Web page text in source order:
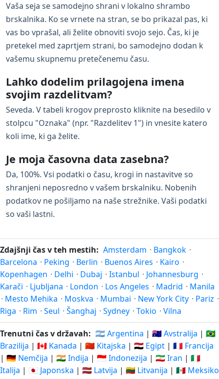
Vaša seja se samodejno shrani v lokalno shrambo
brskalnika. Ko se vrnete na stran, se bo prikazal pas, ki
vas bo vprašal, ali želite obnoviti svojo sejo. Čas, ki je
pretekel med zaprtjem strani, bo samodejno dodan k
vašemu skupnemu pretečenemu času.
Lahko dodelim prilagojena imena
svojim razdelitvam?
Seveda. V tabeli krogov preprosto kliknite na besedilo v
stolpcu "Oznaka" (npr. "Razdelitev 1") in vnesite katero
koli ime, ki ga želite.
Je moja časovna data zasebna?
Da, 100%. Vsi podatki o času, krogi in nastavitve so
shranjeni neposredno v vašem brskalniku. Nobenih
podatkov ne pošiljamo na naše strežnike. Vaši podatki
so vaši lastni.
Zdajšnji čas v teh mestih: Amsterdam · Bangkok ·
Barcelona · Peking · Berlin · Buenos Aires · Kairo ·
Kopenhagen · Delhi · Dubaj · Istanbul · Johannesburg ·
Karači · Ljubljana · London · Los Angeles · Madrid · Manila
· Mesto Mehika · Moskva · Mumbai · New York City · Pariz ·
Riga · Rim · Seul · Šanghaj · Sydney · Tokio · Vilna
Trenutni čas v državah: 🇦🇷 Argentina | 🇦🇺 Avstralija | 🇧🇷
Brazilija | 🇨🇦 Kanada | 🇨🇳 Kitajska | 🇪🇬 Egipt | 🇫🇷 Francija
| 🇩🇪 Nemčija | 🇮🇳 Indija | 🇮🇩 Indonezija | 🇮🇷 Iran | 🇮🇹
Italija | 🇯🇵 Japonska | 🇱🇻 Latvija | 🇱🇹 Litvanija | 🇲🇽 Meksiko